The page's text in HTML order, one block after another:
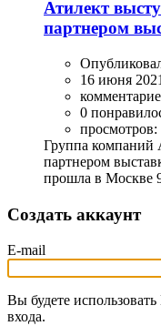
Атилект
партнером
16 июня
0
просмотров:
Группа компаний
партнером
прошла в
Создать аккаунт
E-mail
Вы будете
входа.